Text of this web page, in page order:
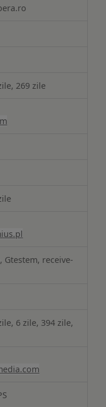
269 zile
Gtestem, receive-
6 zile, 394 zile,